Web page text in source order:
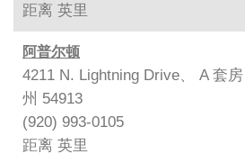
距离 英里
阿普尔顿
4211 N. Lightning Drive、 A 套
州 54913
(920) 993-0105
距离 英里